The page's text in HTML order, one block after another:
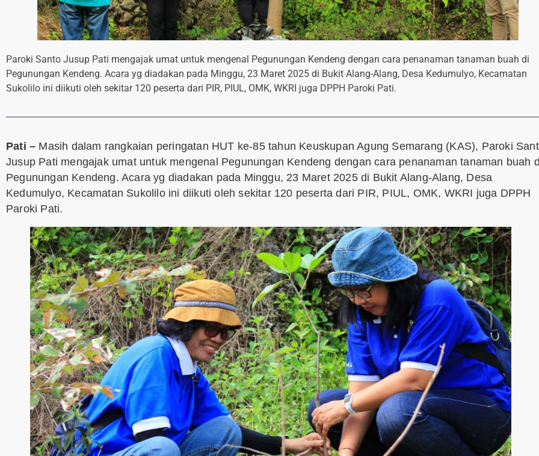
Paroki Santo Jusup Pati mengajak umat untuk mengenal Pegunungan Kendeng dengan cara penanaman tanaman buah di
Pegunungan Kendeng. Acara yg diadakan pada Minggu, 23 Maret 2025 di Bukit Alang-Alang, Desa Kedumulyo, Kecamatan
Sukolilo ini diikuti oleh sekitar 120 peserta dari PIR, PIUL, OMK, WKRI juga DPPH Paroki Pati.
Pati – Masih dalam rangkaian peringatan HUT ke-85 tahun Keuskupan Agung Semarang (KAS), Paroki
Jusup Pati mengajak umat untuk mengenal Pegunungan Kendeng dengan cara penanaman tanaman buah
Pegunungan Kendeng. Acara yg diadakan pada Minggu, 23 Maret 2025 di Bukit Alang-Alang, Desa
Kedumulyo, Kecamatan Sukolilo ini diikuti oleh sekitar 120 peserta dari PIR, PIUL, OMK, WKRI juga DPPH
Paroki Pati.